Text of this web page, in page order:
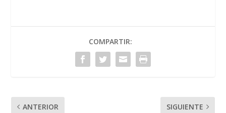
COMPARTIR:
ANTERIOR SIGUIENTE